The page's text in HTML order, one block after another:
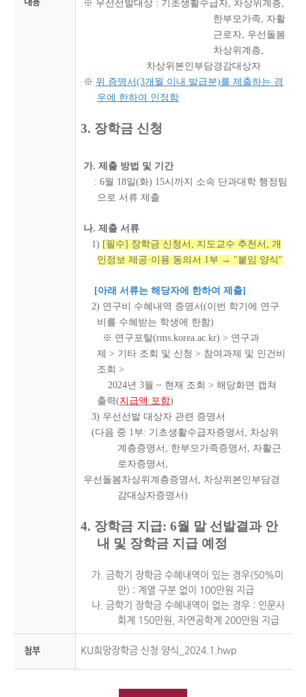
내용
※ 우선선발대상 : 기초생활수급자, 차상위계층,
한부모가족, 자활
근로자, 우선돌봄
차상위계층,
차상위본인부담경감대상자
※ 위 증명서(3개월 이내 발급분)를 제출하는 경
우에 한하여 인정함
3. 장학금 신청
가. 제출 방법 및 기간
: 6월 18일(화) 15시까지 소속 단과대학 행정팀
으로 서류 제출
나. 제출 서류
1) [필수] 장학금 신청서, 지도교수 추천서, 개
인정보 제공·이용 동의서 1부 → "붙임 양식"
[아래 서류는 해당자에 한하여 제출]
2) 연구비 수혜내역 증명서(이번 학기에 연구
비를 수혜받는 학생에 한함)
※ 연구포탈(rms.korea.ac.kr) > 연구과
제 > 기타 조회 및 신청 > 참여과제 및 인건비
조회 >
2024년 3월 ~ 현재 조회 > 해당화면 캡쳐
출력(지급액 포함)
3) 우선선발 대상자 관련 증명서
(다음 중 1부: 기초생활수급자증명서, 차상위
계층증명서, 한부모가족증명서, 자활근
로자증명서,
우선돌봄차상위계층증명서, 차상위본인부담경
감대상자증명서)
4. 장학금 지급: 6월 말 선발결과 안
내 및 장학금 지급 예정
가. 금학기 장학금 수혜내역이 있는 경우(50%미
만) : 계열 구분 없이 100만원 지급
나. 금학기 장학금 수혜내역이 없는 경우 : 인문사
회계 150만원, 자연공학계 200만원 지급
첨부 KU희망장학금 신청 양식_2024.1.hwp